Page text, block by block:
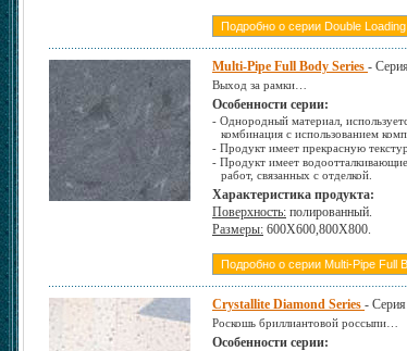
Подробно о серии Double
Multi-Pipe Full Body Series -
Выход за рамки…
Особенности серии:
- Однородный материал,
комбинация с использованием
- Продукт имеет прекрасную
- Продукт имеет
работ, связанных с отделкой.
Характеристика продукта:
Поверхность: полированный.
Размеры: 600Х600,800Х800.
Подробно о серии Multi-Pipe Full
Crystallite Diamond Series -
Роскошь бриллиантовой россыпи…
Особенности серии: